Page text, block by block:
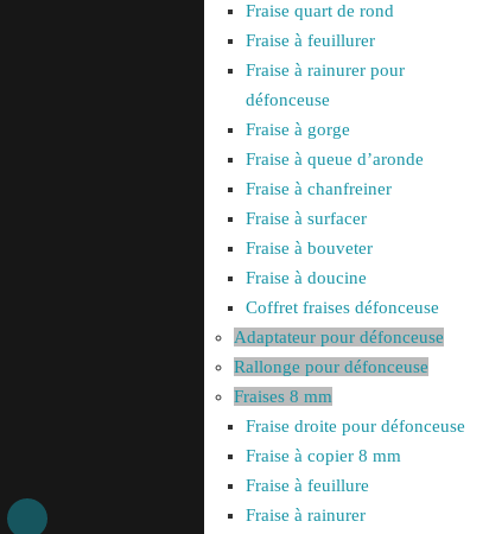
Fraise quart de rond
Fraise à feuillurer
Fraise à rainurer pour
défonceuse
Fraise à gorge
Fraise à queue d’aronde
Fraise à chanfreiner
Fraise à surfacer
Fraise à bouveter
Fraise à doucine
Coffret fraises défonceuse
Adaptateur pour défonceuse
Rallonge pour défonceuse
Fraises 8 mm
Fraise droite pour défonceuse
Fraise à copier 8 mm
Fraise à feuillure
Fraise à rainurer